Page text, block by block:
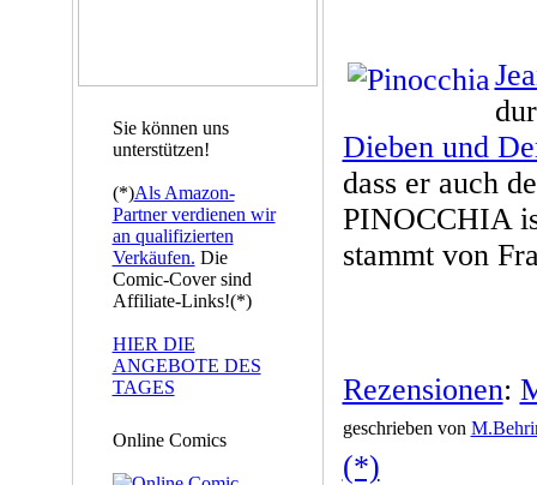
Sie können uns
unterstützen!
(*)Als Amazon-
Partner verdienen wir
an qualifizierten
Verkäufen. Die
Comic-Cover sind
Affiliate-Links!(*)
HIER DIE
ANGEBOTE DES
TAGES
Online Comics
Dieben und
dass er auch
PINOCCHIA
stammt von
Rezensionen:
geschrieben von
(*)